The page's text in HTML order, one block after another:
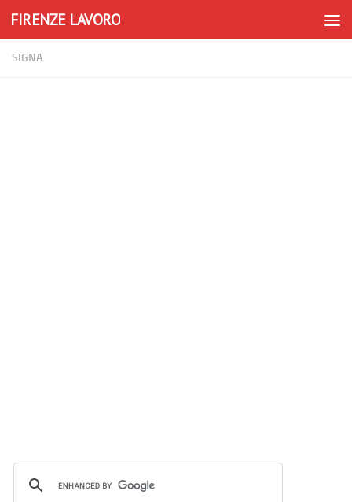
Skip to content
FIRENZE LAVORO
SIGNA